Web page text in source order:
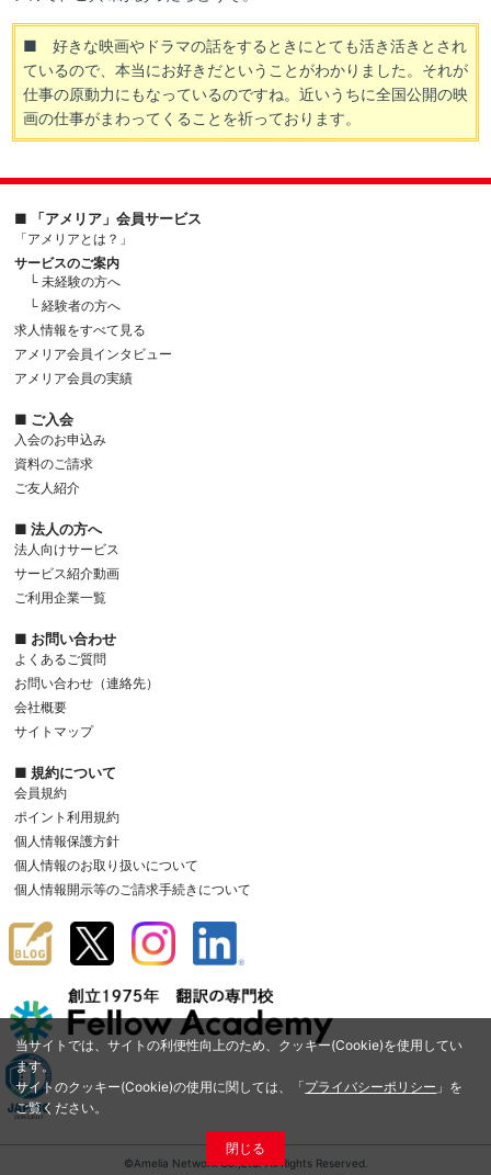
当サイトでは、サイトの利便性向上のため、クッキー(Cookie)を使用してい
ます。
サイトのクッキー(Cookie)の使用に関しては、「プライバシーポリシー 」を
ご覧ください。
閉じる
■ 好きな映画やドラマの話をするときにとても活き活きとされ
ているので、本当にお好きだということがわかりました。それが
仕事の原動力にもなっているのですね。近いうちに全国公開の映
画の仕事がまわってくることを祈っております。
■ 「アメリア」会員サービス
「アメリアとは？」
サービスのご案内
└ 未経験の方へ
└ 経験者の方へ
求人情報をすべて見る
アメリア会員インタビュー
アメリア会員の実績
■ ご入会
入会のお申込み
資料のご請求
ご友人紹介
■ 法人の方へ
法人向けサービス
サービス紹介動画
ご利用企業一覧
■ お問い合わせ
よくあるご質問
お問い合わせ（連絡先）
会社概要
サイトマップ
■ 規約について
会員規約
ポイント利用規約
個人情報保護方針
個人情報のお取り扱いについて
個人情報開示等のご請求手続きについて
©Amelia Network Co.,Ltd. All Rights Reserved.